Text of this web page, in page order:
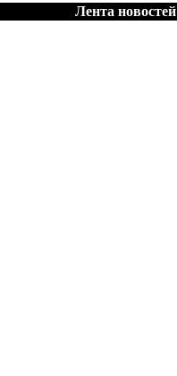
Лента новостей